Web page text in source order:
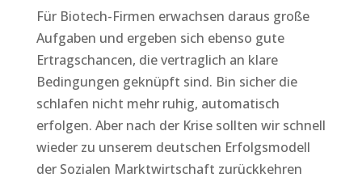
Für Biotech-Firmen erwachsen daraus große
Aufgaben und ergeben sich ebenso gute
Ertragschancen, die vertraglich an klare
Bedingungen geknüpft sind. Bin sicher die
schlafen nicht mehr ruhig, automatisch
erfolgen. Aber nach der Krise sollten wir schnell
wieder zu unserem deutschen Erfolgsmodell
der Sozialen Marktwirtschaft zurückkehren